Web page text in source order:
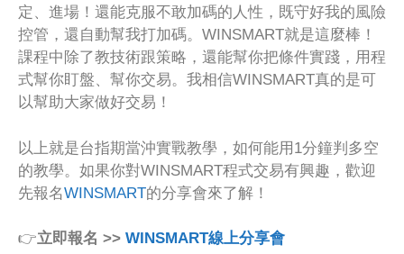
定、進場！還能克服不敢加碼的人性，既守好我的風險
控管，還自動幫我打加碼。WINSMART就是這麼棒！
課程中除了教技術跟策略，還能幫你把條件實踐，用程
式幫你盯盤、幫你交易。我相信WINSMART真的是可
以幫助大家做好交易！
以上就是台指期當沖實戰教學，如何能用1分鐘判多空
的教學。如果你對WINSMART程式交易有興趣，歡迎
先報名WINSMART的分享會來了解！
👉立即報名 >> WINSMART線上分享會